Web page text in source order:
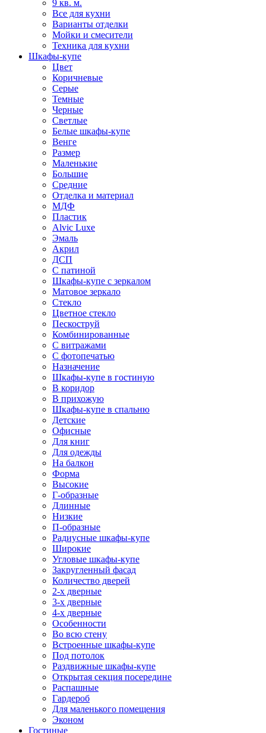
9 кв. м.
Все для кухни
Варианты отделки
Мойки и смесители
Техника для кухни
Шкафы-купе
Цвет
Коричневые
Серые
Темные
Черные
Светлые
Белые шкафы-купе
Венге
Размер
Маленькие
Большие
Средние
Отделка и материал
МДФ
Пластик
Alvic Luxe
Эмаль
Акрил
ДСП
С патиной
Шкафы-купе с зеркалом
Матовое зеркало
Стекло
Цветное стекло
Пескоструй
Комбинированные
С витражами
С фотопечатью
Назначение
Шкафы-купе в гостиную
В коридор
В прихожую
Шкафы-купе в спальню
Детские
Офисные
Для книг
Для одежды
На балкон
Форма
Высокие
Г-образные
Длинные
Низкие
П-образные
Радиусные шкафы-купе
Широкие
Угловые шкафы-купе
Закругленный фасад
Количество дверей
2-х дверные
3-х дверные
4-х дверные
Особенности
Во всю стену
Встроенные шкафы-купе
Под потолок
Раздвижные шкафы-купе
Открытая секция посередине
Распашные
Гардероб
Для маленького помещения
Эконом
Гостиные